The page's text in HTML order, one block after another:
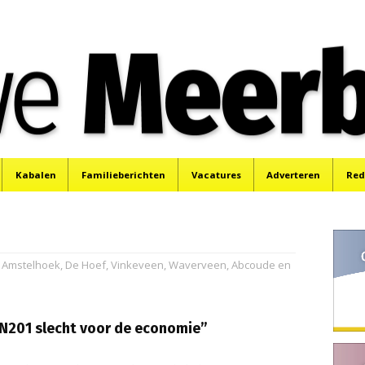
Kabalen Familieberichten Vacatures Adverteren
De Hoef, Vinkeveen, Waverveen, Abcoude en
slecht voor de economie”